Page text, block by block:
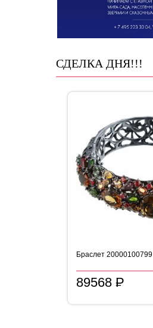
СДЕЛКА ДНЯ!!!
Браслет 20000100799
89568 =
P